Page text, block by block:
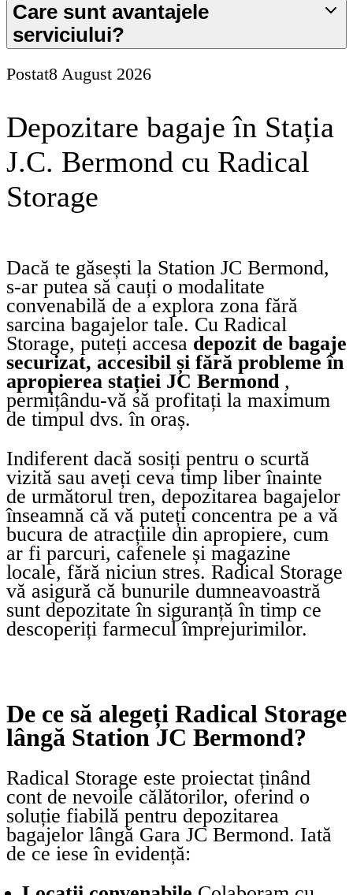
Care sunt avantajele
serviciului?
Postat8 August 2026
Depozitare bagaje în Stația
J.C. Bermond cu Radical
Storage
Dacă te găsești la Station JC Bermond,
s-ar putea să cauți o modalitate
convenabilă de a explora zona fără
sarcina bagajelor tale. Cu Radical
Storage, puteți accesa depozit de bagaje
securizat, accesibil și fără probleme în
apropierea stației JC Bermond,
permițându-vă să profitați la maximum
de timpul dvs. în oraș.
Indiferent dacă sosiți pentru o scurtă
vizită sau aveți ceva timp liber înainte
de următorul tren, depozitarea bagajelor
înseamnă că vă puteți concentra pe a vă
bucura de atracțiile din apropiere, cum
ar fi parcuri, cafenele și magazine
locale, fără niciun stres. Radical Storage
vă asigură că bunurile dumneavoastră
sunt depozitate în siguranță în timp ce
descoperiți farmecul împrejurimilor.
De ce să alegeți Radical Storage
lângă Station JC Bermond?
Radical Storage este proiectat ținând
cont de nevoile călătorilor, oferind o
soluție fiabilă pentru depozitarea
bagajelor lângă Gara JC Bermond. Iată
de ce iese în evidență: